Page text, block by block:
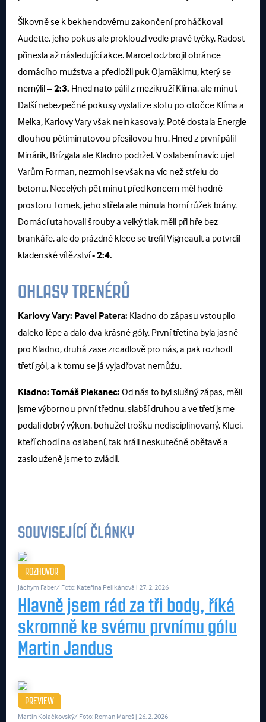
Šikovně se k bekhendovému zakončení proháčkoval
Audette, jeho pokus ale proklouzl vedle pravé tyčky. Radost
přinesla až následující akce. Marcel odzbrojil obránce
domácího mužstva a předložil puk Ojamäkimu, který se
nemýlil– 2:3. Hned nato pálil z mezikruží Klíma, ale minul.
Další nebezpečné pokusy vyslali ze slotu po otočce Klíma a
Melka, Karlovy Vary však neinkasovaly. Poté dostala Energie
dlouhou pětiminutovou přesilovou hru. Hned z první pálil
Minárik, Brízgala ale Kladno podržel. V oslabení navíc ujel
Varům Forman, nezmohl se však na víc než střelu do
betonu. Necelých pět minut před koncem měl hodně
prostoru Tomek, jeho střela ale minula horní růžek brány.
Domácí utahovali šrouby a velký tlak měli při hře bez
brankáře, ale do prázdné klece se trefil Vigneault a potvrdil
kladenské vítězství- 2:4.
OHLASY TRENÉRŮ
Karlovy Vary: Pavel Patera: Kladno do zápasu vstoupilo
daleko lépe a dalo dva krásné góly. První třetina byla jasně
pro Kladno, druhá zase zrcadlově pro nás, a pak rozhodl
třetí gól, a k tomu se já vyjadřovat nemůžu.
Kladno: Tomáš Plekanec: Od nás to byl slušný zápas, měli
jsme výbornou první třetinu, slabší druhou a ve třetí jsme
podali dobrý výkon, bohužel trošku nedisciplinovaný. Kluci,
kteří chodí na oslabení, tak hráli neskutečně obětavě a
zaslouženě jsme to zvládli.
SOUVISEJÍCÍ ČLÁNKY
ROZHOVOR
Jáchym Faber/ Foto: Kateřina Pelikánová | 27. 2. 2026
Hlavně jsem rád za tři body, říká
skromně ke svému prvnímu gólu
Martin Jandus
PREVIEW
Martin Kolačkovský/ Foto: Roman Mareš | 26. 2. 2026